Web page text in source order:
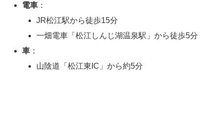
電車 ：
JR松江駅から徒歩15分
一畑電車「松江しんじ湖温泉駅」から徒歩5分
車 ：
山陰道「松江東IC」から約5分